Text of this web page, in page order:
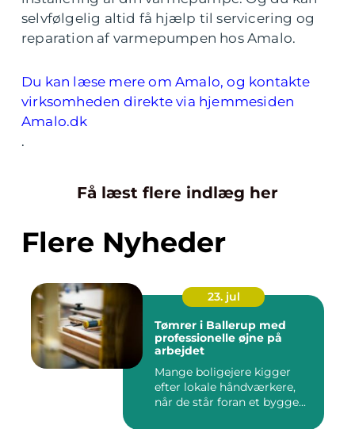
selvfølgelig altid få hjælp til servicering og
reparation af varmepumpen hos Amalo.
Du kan læse mere om Amalo, og kontakte
virksomheden direkte via hjemmesiden
Amalo.dk
.
Få læst flere indlæg her
Flere Nyheder
23. jul
Tømrer i Ballerup med
professionelle øjne på
arbejdet
Mange boligejere kigger
efter lokale håndværkere,
når de står foran et bygge...